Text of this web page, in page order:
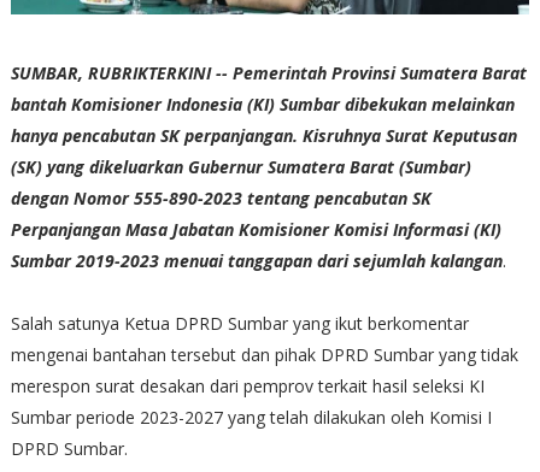
SUMBAR, RUBRIKTERKINI -- Pemerintah Provinsi Sumatera Barat
bantah Komisioner Indonesia (KI) Sumbar dibekukan melainkan
hanya pencabutan SK perpanjangan. Kisruhnya Surat Keputusan
(SK) yang dikeluarkan Gubernur Sumatera Barat (Sumbar)
dengan Nomor 555-890-2023 tentang pencabutan SK
Perpanjangan Masa Jabatan Komisioner Komisi Informasi (KI)
Sumbar 2019-2023 menuai tanggapan dari sejumlah kalangan.
Salah satunya Ketua DPRD Sumbar yang ikut berkomentar
mengenai bantahan tersebut dan pihak DPRD Sumbar yang tidak
merespon surat desakan dari pemprov terkait hasil seleksi KI
Sumbar periode 2023-2027 yang telah dilakukan oleh Komisi I
DPRD Sumbar.